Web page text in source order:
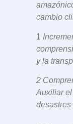
cambio
1
y la
2
Auxiliar
desastres